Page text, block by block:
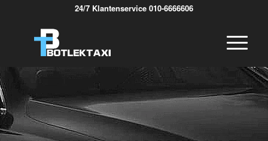
24/7 Klantenservice 010-6666606